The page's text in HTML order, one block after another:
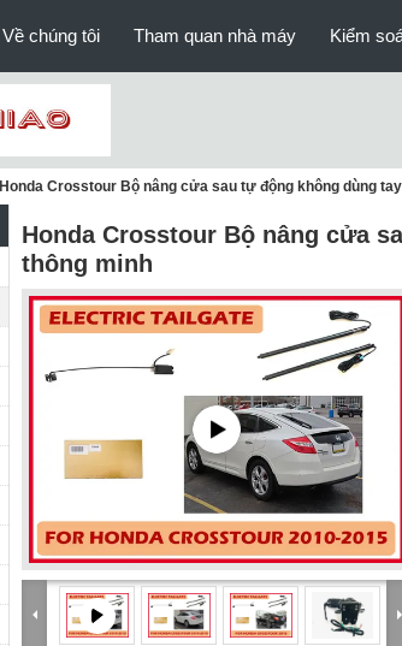
Về chúng tôi Tham quan nhà máy Kiểm
Honda Crosstour Bộ nâng cửa sau tự động không dùng
Honda Crosstour Bộ nâng cửa
thông minh